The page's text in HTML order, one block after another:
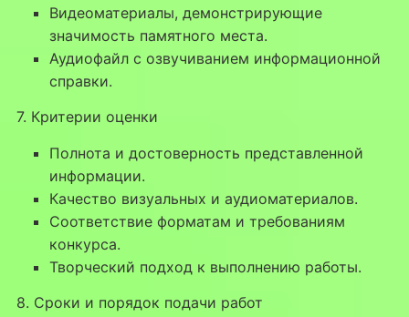
Видеоматериалы, демонстрирующие
значимость памятного места.
Аудиофайл с озвучиванием информационной
справки.
7. Критерии оценки
Полнота и достоверность представленной
информации.
Качество визуальных и аудиоматериалов.
Соответствие форматам и требованиям
конкурса.
Творческий подход к выполнению работы.
8. Сроки и порядок подачи работ